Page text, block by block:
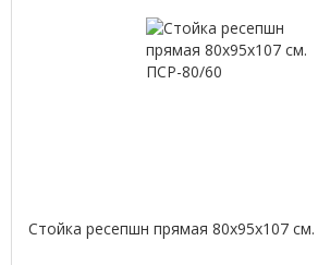
Стойка ресепшн прямая 80х95х107